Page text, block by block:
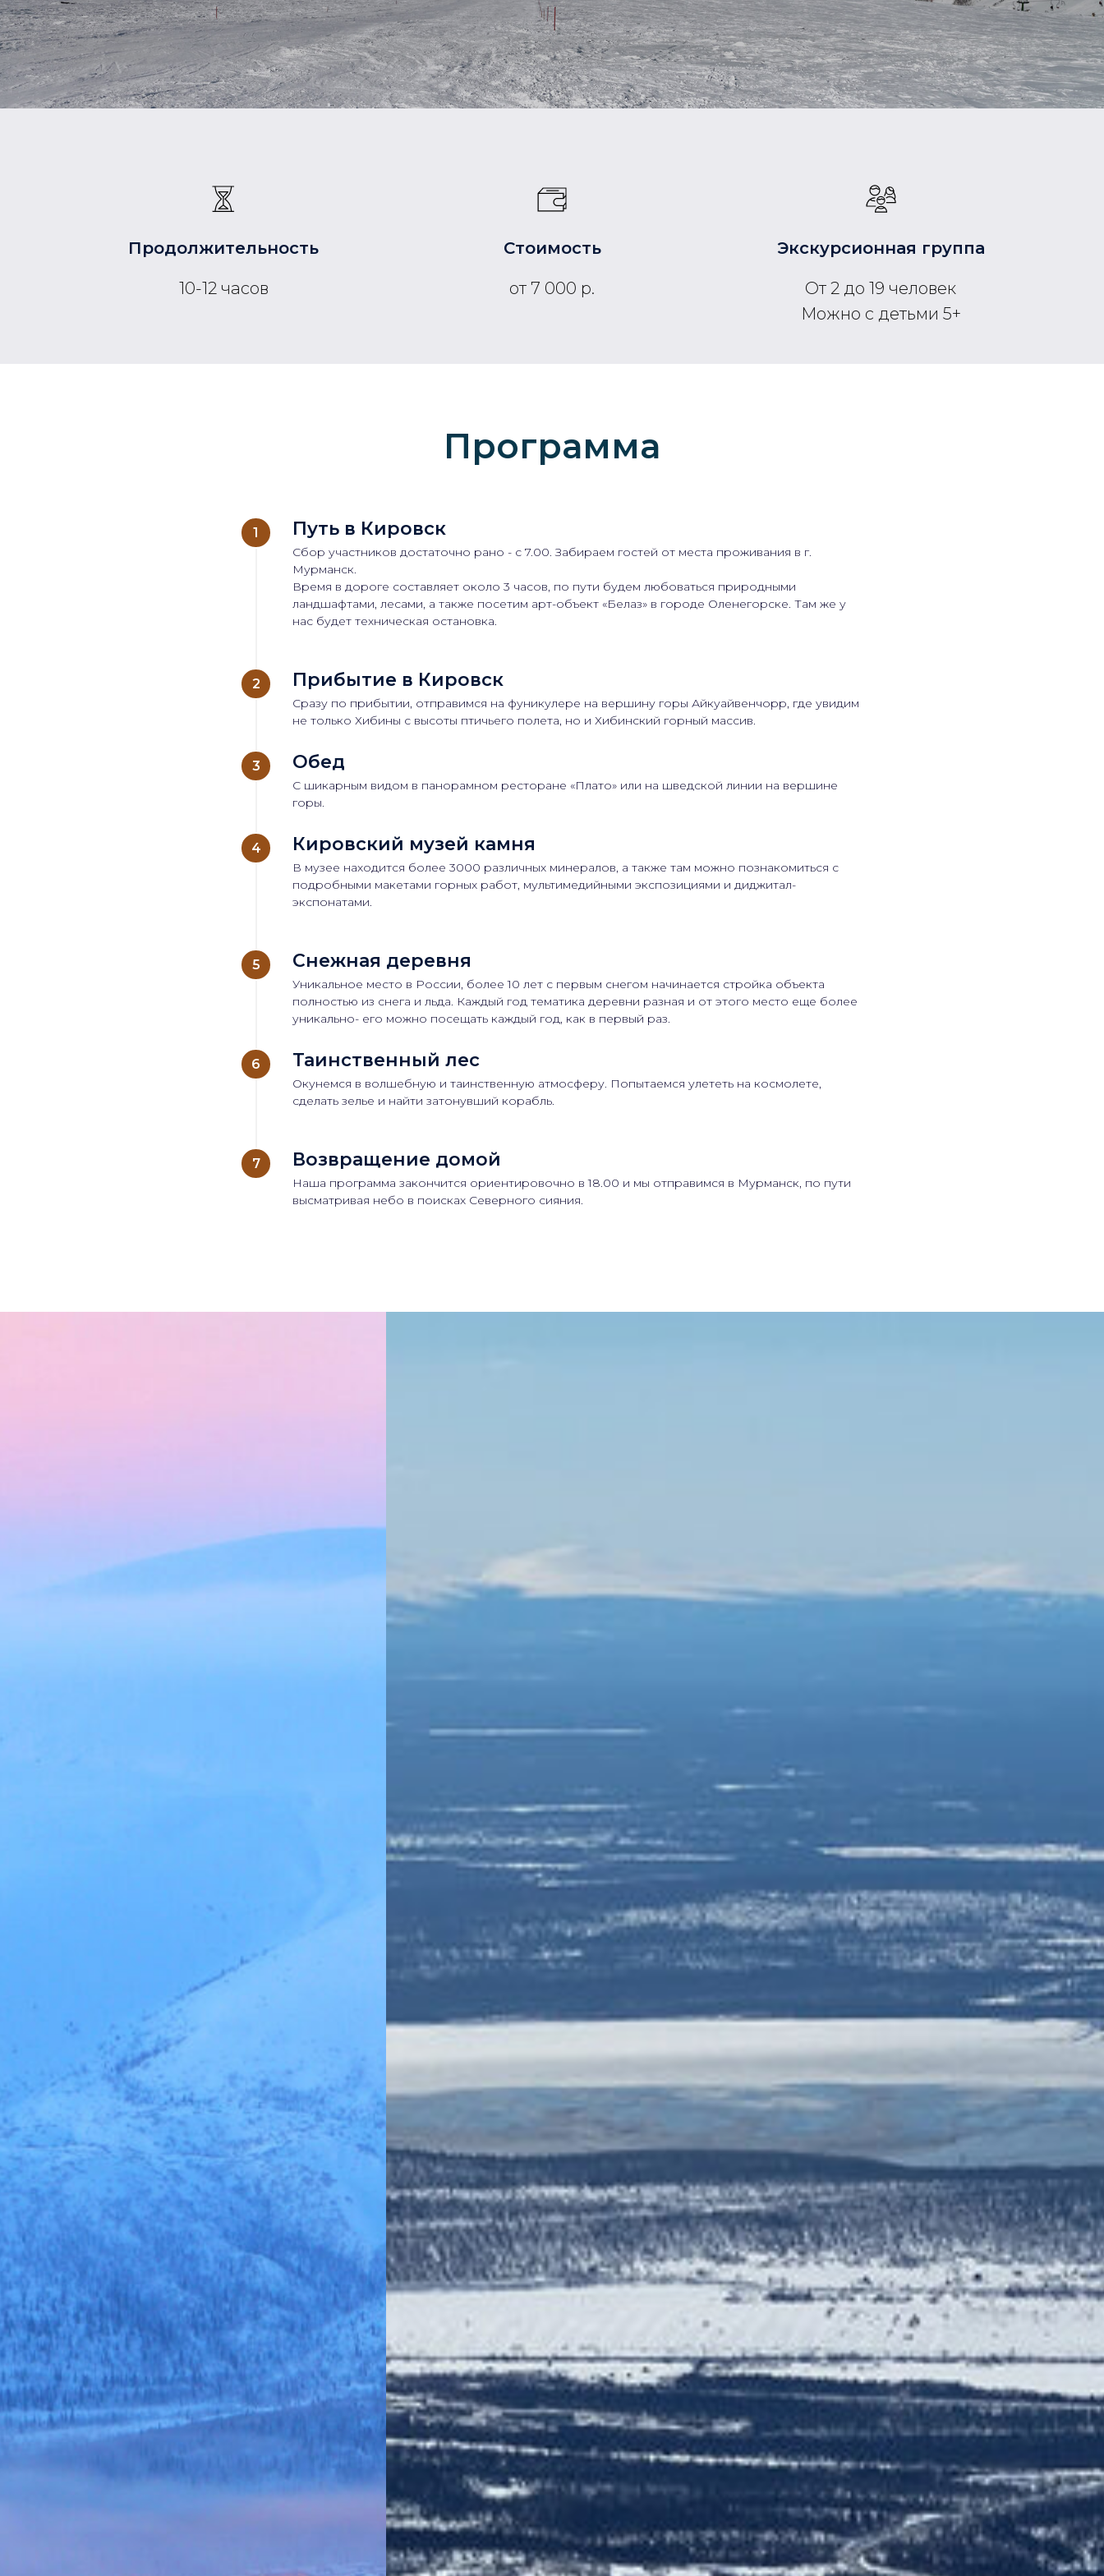
Продолжительность
10-12 часов
Стоимость
от 7 000 р.
Экскурсионная группа
От 2 до 19 человек
Можно с детьми 5+
Программа
Путь в Кировск
Сбор участников достаточно рано - с 7.00. Забираем гостей от места проживания в г.
Мурманск.
Время в дороге составляет около 3 часов, по пути будем любоваться природными
ландшафтами, лесами, а также посетим арт-объект «Белаз» в городе Оленегорске. Там же у
нас будет техническая остановка.
Прибытие в Кировск
Сразу по прибытии, отправимся на фуникулере на вершину горы Айкуайвенчорр, где увидим
не только Хибины с высоты птичьего полета, но и Хибинский горный массив.
Обед
С шикарным видом в панорамном ресторане «Плато» или на шведской линии на вершине
горы.
Кировский музей камня
В музее находится более 3000 различных минералов, а также там можно познакомиться с
подробными макетами горных работ, мультимедийными экспозициями и диджитал-
экспонатами.
Снежная деревня
Уникальное место в России, более 10 лет с первым снегом начинается стройка объекта
полностью из снега и льда. Каждый год тематика деревни разная и от этого место еще более
уникально- его можно посещать каждый год, как в первый раз.
Таинственный лес
Окунемся в волшебную и таинственную атмосферу. Попытаемся улететь на космолете,
сделать зелье и найти затонувший корабль.
Возвращение домой
Наша программа закончится ориентировочно в 18.00 и мы отправимся в Мурманск, по пути
высматривая небо в поисках Северного сияния.